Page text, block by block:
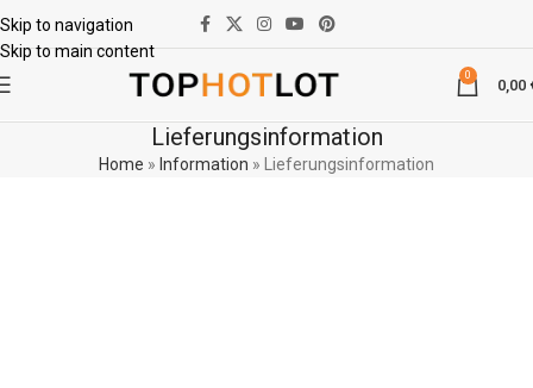
Skip to navigation
Skip to main content
0
0,00
Lieferungsinformation
Home » Information » Lieferungsinformation